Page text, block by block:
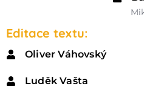
Editace textu:
Oliver Váhovský
Luděk Vašta